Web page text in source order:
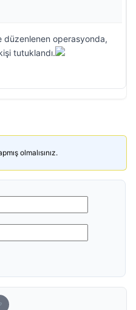
düzenlenen operasyonda,
tutuklandı.
olmalısınız.